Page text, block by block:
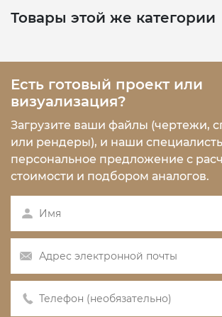
Товары этой же категории
Есть готовый проект или
визуализация?
Загрузите ваши файлы (чертежи,
или рендеры), и наши
персональное предложение с
стоимости и подбором аналогов.